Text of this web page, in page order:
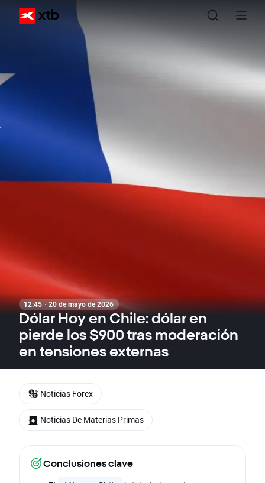
12:45 · 20 de mayo de 2026
Dólar Hoy en Chile: dólar en
pierde los $900 tras moderación
en tensiones externas
Conclusiones clave
Noticias Forex
Noticias De Materias Primas